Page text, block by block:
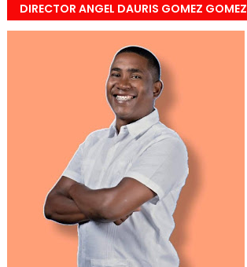
DIRECTOR ANGEL DAURIS GOMEZ GOMEZ